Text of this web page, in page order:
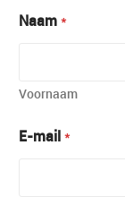
Naam*
Voornaam
E-mail*